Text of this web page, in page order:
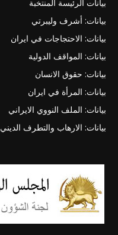
بيانات الرئيسة المنتخبة
بيانات: أشرف وليبرتي
بيانات: الاحتجاجات في ايران
بيانات: المواقف الدولية
بيانات: حقوق الانسان
بيانات: المرأة في ايران
بيانات: الملف النووي الايراني
بيانات: الارهاب والتطرف الديني